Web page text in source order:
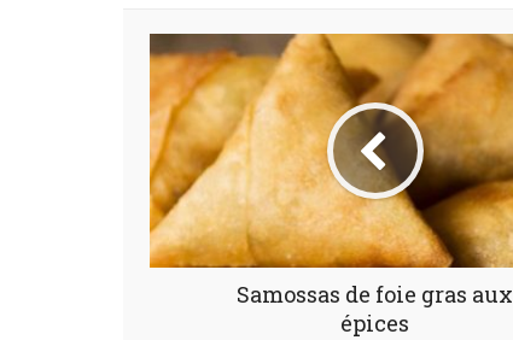
Samossas de foie gras aux
épices